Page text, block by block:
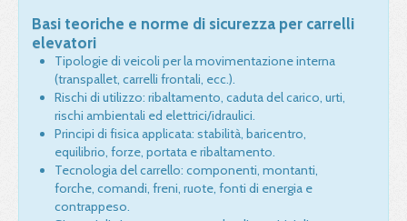
Basi teoriche e norme di sicurezza per carrelli
elevatori
Tipologie di veicoli per la movimentazione interna
(transpallet, carrelli frontali, ecc.).
Rischi di utilizzo: ribaltamento, caduta del carico, urti,
rischi ambientali ed elettrici/idraulici.
Principi di fisica applicata: stabilità, baricentro,
equilibrio, forze, portata e ribaltamento.
Tecnologia del carrello: componenti, montanti,
forche, comandi, freni, ruote, fonti di energia e
contrappeso.